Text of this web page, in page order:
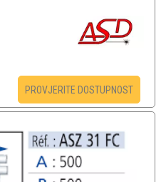
PROVJERITE DOSTUPNOST